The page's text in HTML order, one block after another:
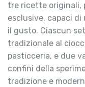
tre ricette originali,
esclusive, capaci
il gusto. Ciascun
tradizionale al
pasticceria, e due
confini della
tradizione e